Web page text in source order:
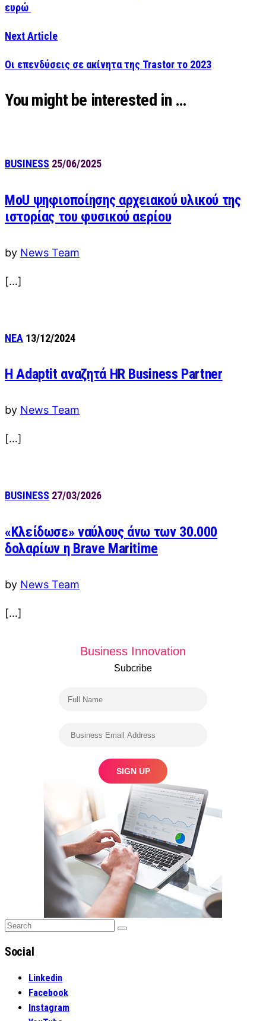
ευρώ
Next Article
Οι επενδύσεις σε ακίνητα της Trastor το 2023
You might be interested in …
BUSINESS 25/06/2025
MoU ψηφιοποίησης αρχειακού υλικού της
ιστορίας του φυσικού αερίου
by News Team
[…]
ΝΕΑ 13/12/2024
Η Adaptit αναζητά HR Business Partner
by News Team
[…]
BUSINESS 27/03/2026
«Κλείδωσε» ναύλους άνω των 30.000
δολαρίων η Brave Maritime
by News Team
[…]
Business Innovation
Subcribe
Search
Search
Social
Linkedin
Facebook
Instagram